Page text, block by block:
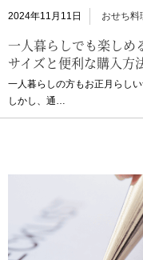
2024年11月11日 おせち料
一人暮らしでも楽しめ
サイズと便利な購入方
一人暮らしの方もお正月らし
しかし、通…